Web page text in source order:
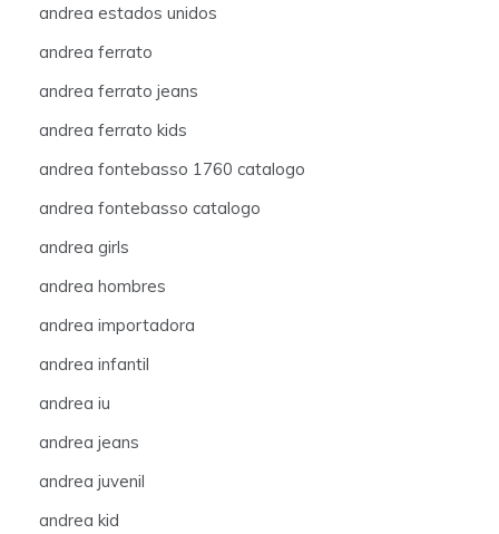
andrea estados unidos
andrea ferrato
andrea ferrato jeans
andrea ferrato kids
andrea fontebasso 1760 catalogo
andrea fontebasso catalogo
andrea girls
andrea hombres
andrea importadora
andrea infantil
andrea iu
andrea jeans
andrea juvenil
andrea kid